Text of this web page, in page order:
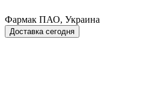
Фармак ПАО, Украина
Доставка сегодня